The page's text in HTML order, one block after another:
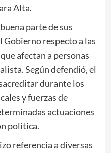
Alta.
parte de sus
respecto a las
afectan a personas
Según defendió, el
durante los
y fuerzas de
actuaciones
política.
referencia a diversas